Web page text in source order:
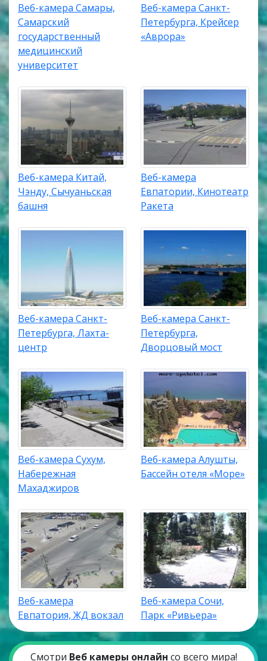
Веб-камера Самары,
Самарский
государственный
медицинский
университет
Веб-камера Санкт-
Петербурга, Крейсер
«Аврора»
Веб-камера Китай,
Чэнду, Сычуаньская
башня
Веб-камера
Евпатории, Кинотеатр
Ракета
Веб-камера Санкт-
Петербурга, Лахта-
центр
Веб-камера Санкт-
Петербурга,
Дворцовый мост
Веб-камера Сухум,
Набережная
Махаджиров
Веб-камера Алушты,
Бассейн отеля «Море»
Веб-камера
Евпатория, ЖД вокзал
Веб-камера Сочи,
Парк «Ривьера»
Смотри Веб камеры онлайн со всего мира!